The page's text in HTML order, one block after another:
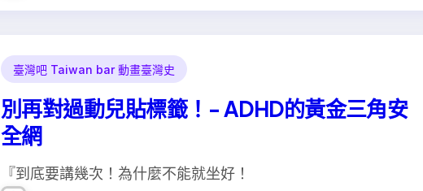
臺灣吧 Taiwan bar 動畫臺灣史
別再對過動兒貼標籤！- ADHD的黃金三角安
全網
『到底要講幾次！為什麼不能就坐好！